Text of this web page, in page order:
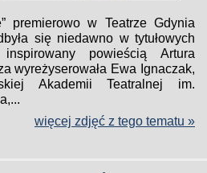
premierowo w Teatrze Gdynia
się niedawno w tytułowych
powieścią Artura
wyreżyserowała Ewa Ignaczak,
Akademii Teatralnej im.
więcej zdjęć z tego tematu »